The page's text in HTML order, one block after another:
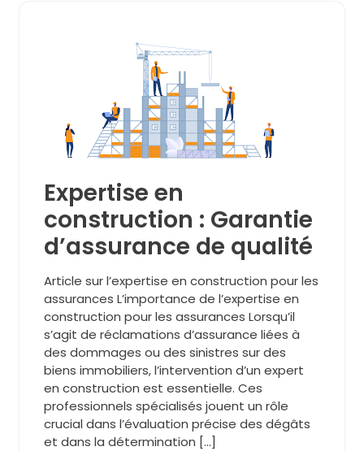
Expertise en
construction : Garantie
d’assurance de qualité
Article sur l’expertise en construction pour les
assurances L’importance de l’expertise en
construction pour les assurances Lorsqu’il
s’agit de réclamations d’assurance liées à
des dommages ou des sinistres sur des
biens immobiliers, l’intervention d’un expert
en construction est essentielle. Ces
professionnels spécialisés jouent un rôle
crucial dans l’évaluation précise des dégâts
et dans la détermination […]